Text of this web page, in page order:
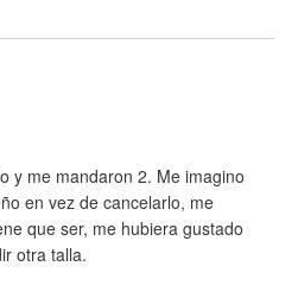
y me mandaron 2. Me imagino
en vez de cancelarlo, me
que ser, me hubiera gustado
otra talla.